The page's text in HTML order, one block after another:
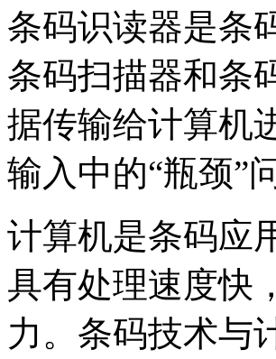
条码识读器是条
条码扫描器和条
据传输给计算机
输入中的“瓶颈”
计算机是条码应
具有处理速度快
力。条码技术与